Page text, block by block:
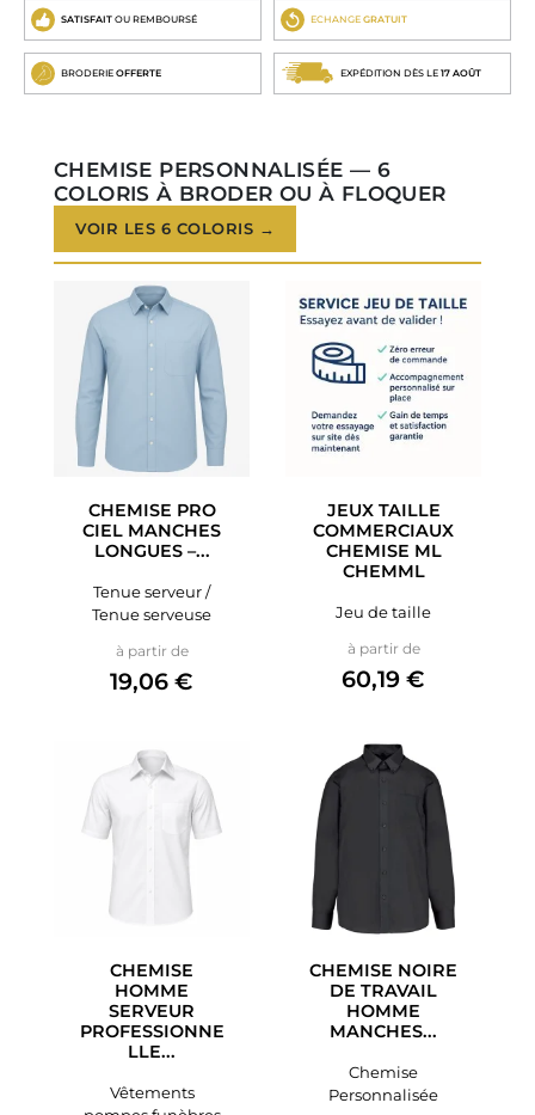
SATISFAIT OU REMBOURSÉ ECHANGE GRATUIT
BRODERIE OFFERTE EXPÉDITION DÈS LE 17 AOÛT
CHEMISE PERSONNALISÉE — 6
COLORIS À BRODER OU À FLOQUER
VOIR LES 6 COLORIS →
CHEMISE PRO
CIEL MANCHES
LONGUES –...
Tenue serveur /
Tenue serveuse
à partir dePrix
19,06 €
JEUX TAILLE
COMMERCIAUX
CHEMISE ML
CHEMML
Jeu de taille
à partir dePrix
60,19 €
CHEMISE
HOMME
SERVEUR
PROFESSIONNE
LLE...
Vêtements
CHEMISE NOIRE
DE TRAVAIL
HOMME
MANCHES...
Chemise
Personnalisée